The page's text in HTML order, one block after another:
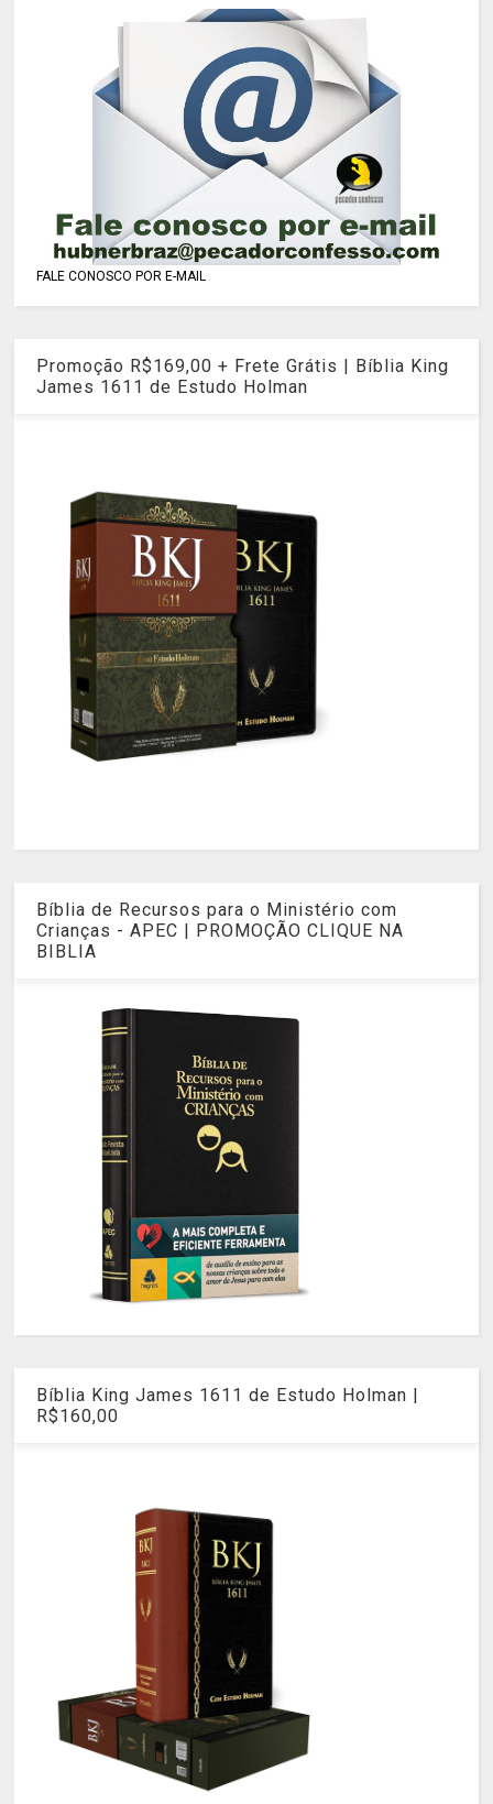
FALE CONOSCO POR E-MAIL
Promoção R$169,00 + Frete Grátis | Bíblia King
James 1611 de Estudo Holman
Bíblia de Recursos para o Ministério com
Crianças - APEC | PROMOÇÃO CLIQUE NA
BIBLIA
Bíblia King James 1611 de Estudo Holman |
R$160,00